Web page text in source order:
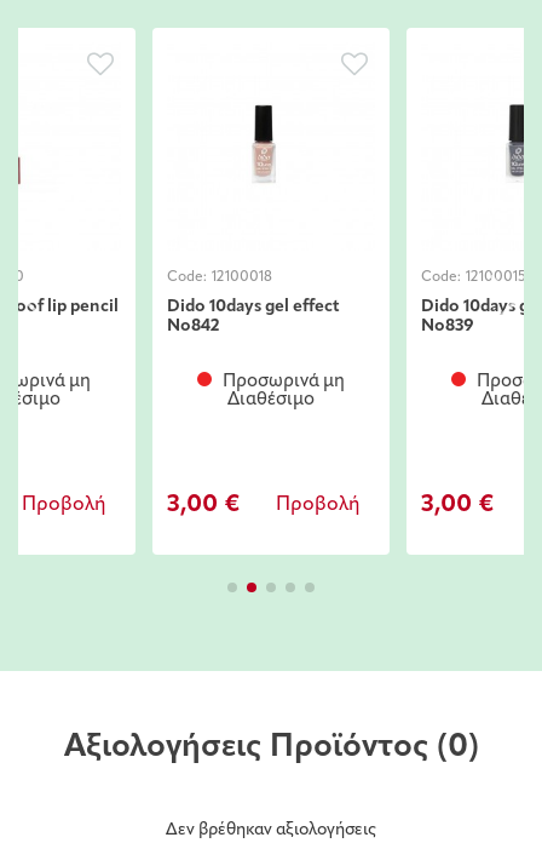
lip pencil
μη
Προβολή
Code: 12100018
Dido 10days gel effect
No842
Προσωρινά μη
Διαθέσιμο
3,00 € Προβολή
Code: 12100015
Dido 10days
No839
3,00 €
Αξιολογήσεις Προϊόντος (0)
Δεν βρέθηκαν αξιολογήσεις